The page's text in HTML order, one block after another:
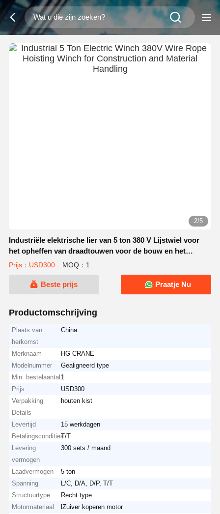
2/5
Industriële elektrische lier van 5 ton 380 V Lijstwiel voor
het opheffen van draadtouwen voor de bouw en het
verwerken van materialen
Prijs：USD300 MOQ：1
Beste prijs Praatje Nu
Productomschrijving
Plaats van
herkomst
China
Merknaam
HG CRANE
Modelnummer
Gealigneerd type
Min. bestelaantal 1
Prijs
USD300
Verpakking
Details
houten kist
Levertijd
15 werkdagen
BetalingsconditiesT/T
Levering
vermogen
300 sets / maand
Laadvermogen
5 ton
Spanning
L/C, D/A, D/P, T/T
Structuurtype
Recht type
Motormateriaal
lZuiver koperen motor